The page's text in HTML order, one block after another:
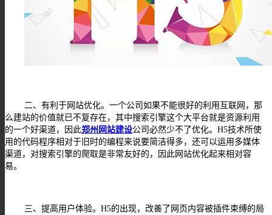
二、有利于网站优化。一个公司如果不能很好的利用互联网，那
么建站的价值就已不复存在，其中搜索引擎这个大平台就是资源利用
的一个好渠道，因此郑州网站建设公司必然少不了优化。 H5技术所使
用的代码程序相对于旧时的编程来说要简洁得多，还可以运用多媒体
渠道，对搜索引擎的爬取是非常友好的，因此网站优化起来相对容
易。
三、提高用户体验。 H5的出现，改善了网页内容被插件束缚的局